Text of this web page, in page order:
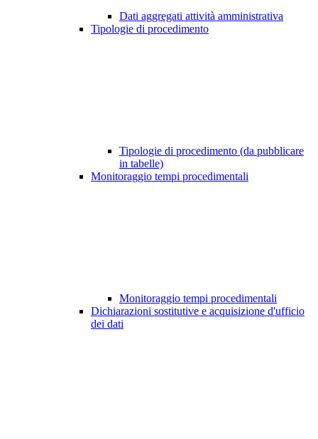
Dati aggregati attività amministrativa
Tipologie di procedimento
Tipologie di procedimento (da pubblicare
in tabelle)
Monitoraggio tempi procedimentali
Monitoraggio tempi procedimentali
Dichiarazioni sostitutive e acquisizione d'ufficio
dei dati